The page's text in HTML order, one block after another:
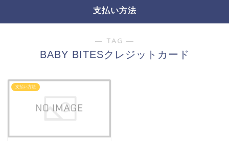
支払い方法
― TAG ―
BABY BITESクレジットカード
支払い方法